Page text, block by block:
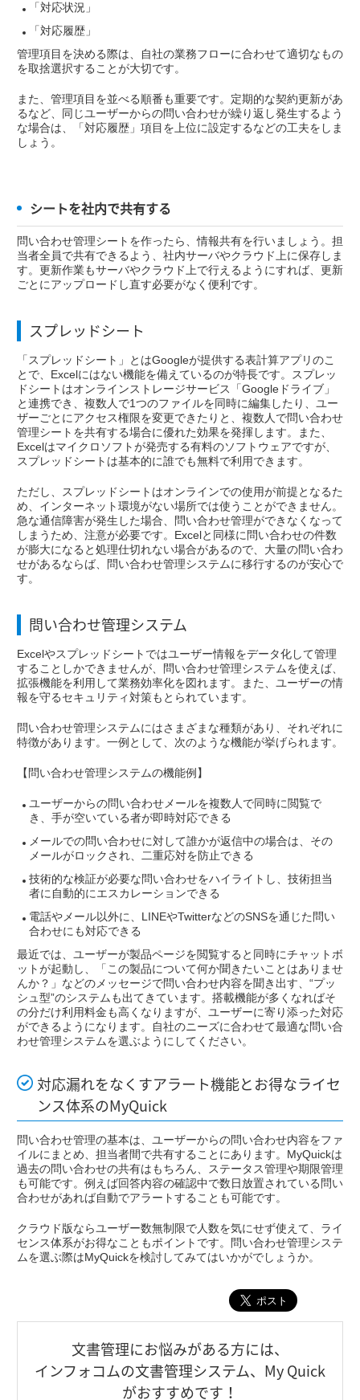
「対応状況」
「対応履歴」
管理項目を決める際は、自社の業務フローに合わせて適切なもの
を取捨選択することが大切です。
また、管理項目を並べる順番も重要です。定期的な契約更新があ
るなど、同じユーザーからの問い合わせが繰り返し発生するよう
な場合は、「対応履歴」項目を上位に設定するなどの工夫をしま
しょう。
シートを社内で共有する
問い合わせ管理シートを作ったら、情報共有を行いましょう。担
当者全員で共有できるよう、社内サーバやクラウド上に保存しま
す。更新作業もサーバやクラウド上で行えるようにすれば、更新
ごとにアップロードし直す必要がなく便利です。
スプレッドシート
「スプレッドシート」とはGoogleが提供する表計算アプリのこ
とで、Excelにはない機能を備えているのが特長です。スプレッ
ドシートはオンラインストレージサービス「Googleドライブ」
と連携でき、複数人で1つのファイルを同時に編集したり、ユー
ザーごとにアクセス権限を変更できたりと、複数人で問い合わせ
管理シートを共有する場合に優れた効果を発揮します。また、
Excelはマイクロソフトが発売する有料のソフトウェアですが、
スプレッドシートは基本的に誰でも無料で利用できます。
ただし、スプレッドシートはオンラインでの使用が前提となるた
め、インターネット環境がない場所では使うことができません。
急な通信障害が発生した場合、問い合わせ管理ができなくなって
しまうため、注意が必要です。Excelと同様に問い合わせの件数
が膨大になると処理仕切れない場合があるので、大量の問い合わ
せがあるならば、問い合わせ管理システムに移行するのが安心で
す。
問い合わせ管理システム
Excelやスプレッドシートではユーザー情報をデータ化して管理
することしかできませんが、問い合わせ管理システムを使えば、
拡張機能を利用して業務効率化を図れます。また、ユーザーの情
報を守るセキュリティ対策もとられています。
問い合わせ管理システムにはさまざまな種類があり、それぞれに
特徴があります。一例として、次のような機能が挙げられます。
【問い合わせ管理システムの機能例】
ユーザーからの問い合わせメールを複数人で同時に閲覧で
き、手が空いている者が即時対応できる
メールでの問い合わせに対して誰かが返信中の場合は、その
メールがロックされ、二重応対を防止できる
技術的な検証が必要な問い合わせをハイライトし、技術担当
者に自動的にエスカレーションできる
電話やメール以外に、LINEやTwitterなどのSNSを通じた問い
合わせにも対応できる
最近では、ユーザーが製品ページを閲覧すると同時にチャットボ
ットが起動し、「この製品について何か聞きたいことはありませ
んか？」などのメッセージで問い合わせ内容を聞き出す、“プッ
シュ型”のシステムも出てきています。搭載機能が多くなればそ
の分だけ利用料金も高くなりますが、ユーザーに寄り添った対応
ができるようになります。自社のニーズに合わせて最適な問い合
わせ管理システムを選ぶようにしてください。
対応漏れをなくすアラート機能とお得なライセ
ンス体系のMyQuick
問い合わせ管理の基本は、ユーザーからの問い合わせ内容をファ
イルにまとめ、担当者間で共有することにあります。MyQuickは
過去の問い合わせの共有はもちろん、ステータス管理や期限管理
も可能です。例えば回答内容の確認中で数日放置されている問い
合わせがあれば自動でアラートすることも可能です。
クラウド版ならユーザー数無制限で人数を気にせず使えて、ライ
センス体系がお得なこともポイントです。問い合わせ管理システ
ムを選ぶ際はMyQuickを検討してみてはいかがでしょうか。
⽂書管理にお悩みがある⽅には、
インフォコムの⽂書管理システム、My Quick
がおすすめです！